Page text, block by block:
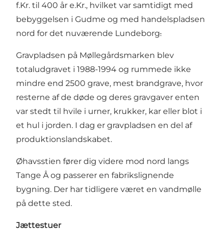
f.Kr. til 400 år e.Kr., hvilket var samtidigt med
bebyggelsen i Gudme og med handelspladsen
nord for det nuværende Lundeborg.
Gravpladsen på Møllegårdsmarken blev
totaludgravet i 1988-1994 og rummede ikke
mindre end 2500 grave, mest brandgrave, hvor
resterne af de døde og deres gravgaver enten
var stedt til hvile i urner, krukker, kar eller blot i
et hul i jorden. I dag er gravpladsen en del af
produktionslandskabet.
Øhavsstien fører dig videre mod nord langs
Tange Å og passerer en fabrikslignende
bygning. Der har tidligere været en vandmølle
på dette sted.
Jættestuer